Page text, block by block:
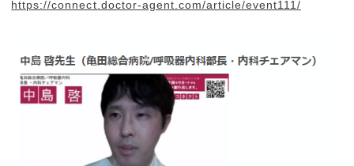
https://connect.doctor-agent.com/article/event111/